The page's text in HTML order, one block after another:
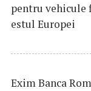
pentru vehicule
estul Europei
Exim Banca